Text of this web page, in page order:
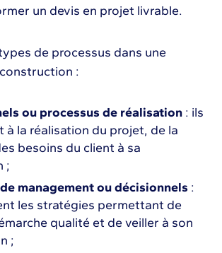
un devis en projet livrable.
de processus dans une
:
ou processus de réalisation : ils
à la réalisation du projet, de la
besoins du client à sa
;
management ou décisionnels :
les stratégies permettant de
qualité et de veiller à son
;